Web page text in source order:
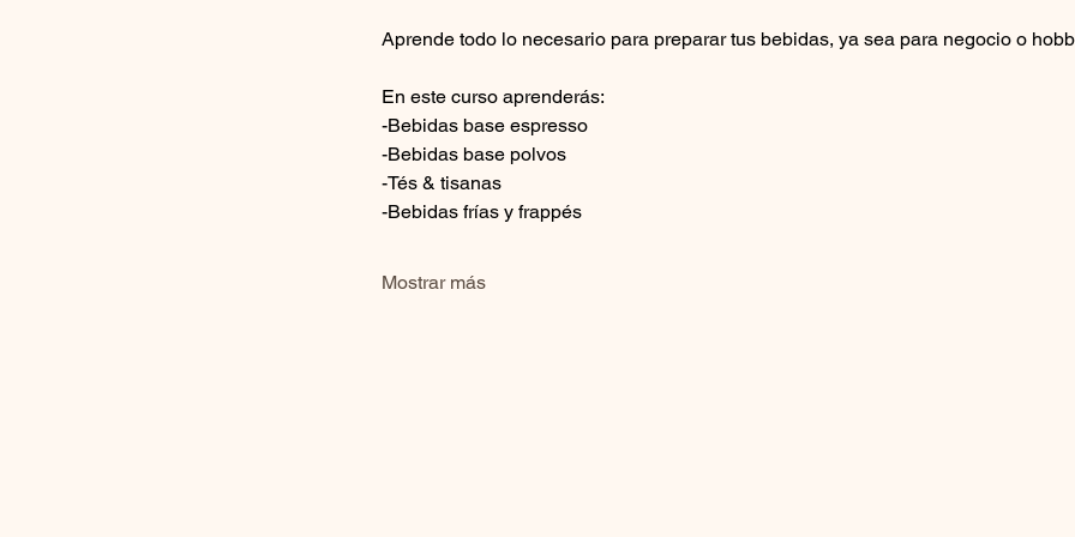
Aprende todo lo necesario para preparar tus bebidas, ya sea para negocio o
En este curso aprenderás:
-Bebidas base espresso
-Bebidas base polvos
-Tés & tisanas
-Bebidas frías y frappés
Mostrar más